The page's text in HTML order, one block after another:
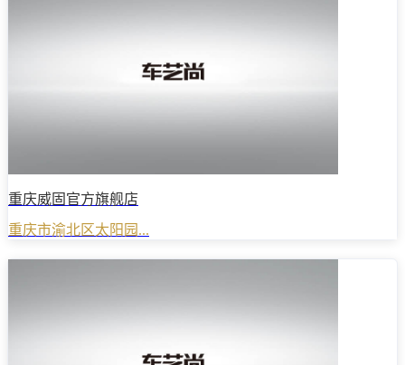
重庆威固官方旗舰店
重庆市渝北区太阳园...